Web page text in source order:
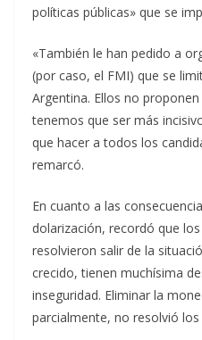
políticas públicas» que se
«También le han pedido a
(por caso, el FMI) que se
Argentina. Ellos no
tenemos que ser más
que hacer a todos los
remarcó.
En cuanto a las
dolarización, recordó que
resolvieron salir de la
crecido, tienen muchísima
inseguridad. Eliminar la
parcialmente, no resolvió